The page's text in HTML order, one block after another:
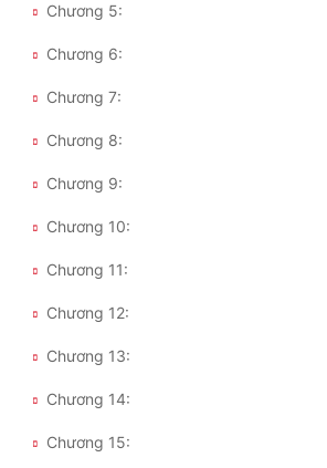
Chương 5:
Chương 6:
Chương 7:
Chương 8:
Chương 9:
Chương 10:
Chương 11:
Chương 12:
Chương 13:
Chương 14:
Chương 15: